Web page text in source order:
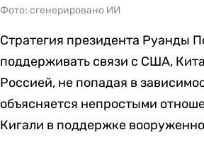
Фото: сгенерировано ИИ
Стратегия президента Руанды
поддерживать связи с США,
Россией, не попадая в
объясняется непростыми
Кигали в поддержке